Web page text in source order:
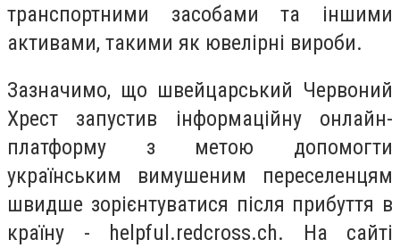
транспортними засобами та іншими
активами, такими як ювелірні вироби.
Зазначимо, що швейцарський Червоний
Хрест запустив інформаційну онлайн-
платформу з метою допомогти
українським вимушеним переселенцям
швидше зорієнтуватися після прибуття в
країну - helpful.redcross.ch. На сайті